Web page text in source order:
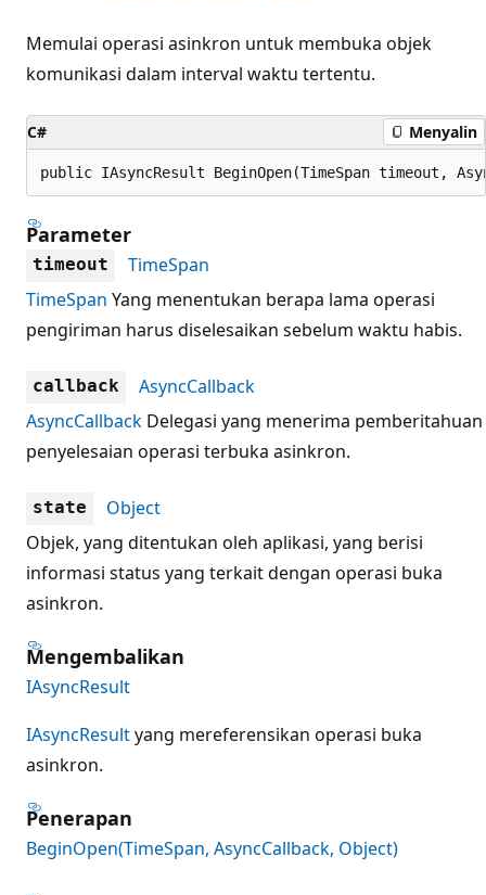
Memulai operasi asinkron untuk membuka objek
komunikasi dalam interval waktu tertentu.
C# Menyalin
public IAsyncResult BeginOpen(TimeSpan timeout,
Parameter
timeout
TimeSpan
TimeSpan Yang menentukan berapa lama operasi
pengiriman harus diselesaikan sebelum waktu habis.
callback
AsyncCallback
AsyncCallback Delegasi yang menerima pemberitahuan
penyelesaian operasi terbuka asinkron.
state
Object
Objek, yang ditentukan oleh aplikasi, yang berisi
informasi status yang terkait dengan operasi buka
asinkron.
Mengembalikan
IAsyncResult
IAsyncResultyang mereferensikan operasi buka
asinkron.
Penerapan
BeginOpen(TimeSpan, AsyncCallback, Object)